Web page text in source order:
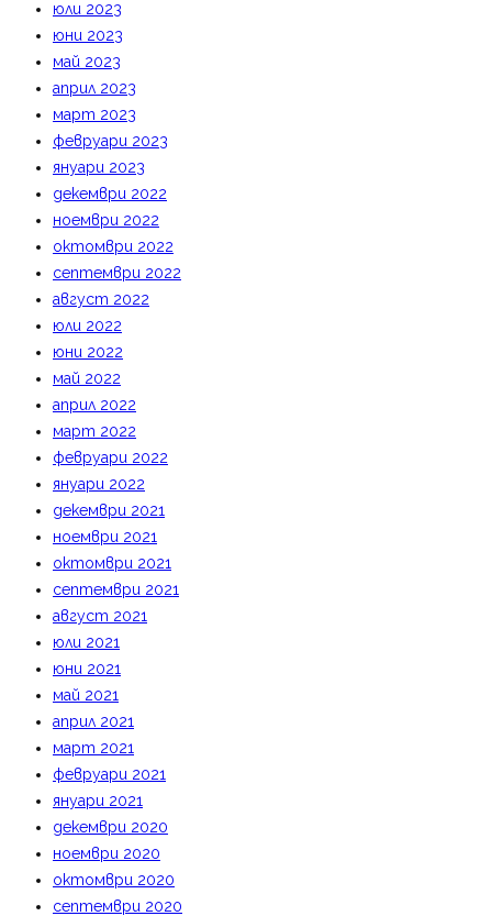
юли 2023
юни 2023
май 2023
април 2023
март 2023
февруари 2023
януари 2023
декември 2022
ноември 2022
октомври 2022
септември 2022
август 2022
юли 2022
юни 2022
май 2022
април 2022
март 2022
февруари 2022
януари 2022
декември 2021
ноември 2021
октомври 2021
септември 2021
август 2021
юли 2021
юни 2021
май 2021
април 2021
март 2021
февруари 2021
януари 2021
декември 2020
ноември 2020
октомври 2020
септември 2020